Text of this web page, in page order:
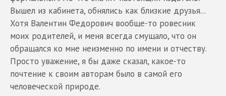
Вышел из кабинета, обнялись как близкие друзья...
Хотя Валентин Федорович вообще-то ровесник
моих родителей, и меня всегда смущало, что он
обращался ко мне неизменно по имени и отчеству.
Просто уважение, я бы даже сказал, какое-то
почтение к своим авторам было в самой его
человеческой природе.